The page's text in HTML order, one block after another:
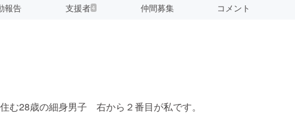
報告 支援者4 仲間募集 コメント
む28歳の細身男子 右から２番目が私です。